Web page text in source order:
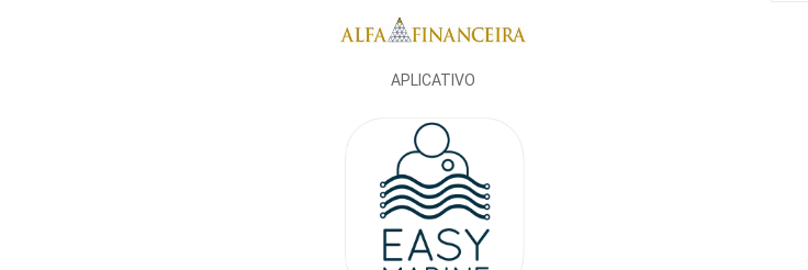
APLICATIVO